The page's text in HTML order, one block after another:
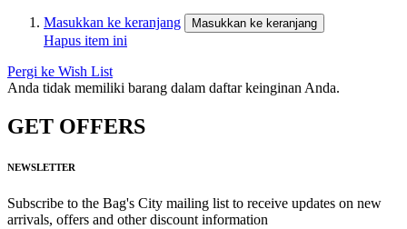
Masukkan ke keranjang Masukkan ke keranjang
Hapus item ini
Pergi ke Wish List
Anda tidak memiliki barang dalam daftar keinginan Anda.
GET OFFERS
NEWSLETTER
Subscribe to the Bag's City mailing list to receive updates on new
arrivals, offers and other discount information